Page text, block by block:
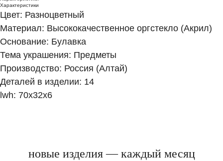
Характеристики
Цвет: Разноцветный
Материал: Высококачественное оргстекло (Акрил)
Основание: Булавка
Тема украшения: Предметы
Производство: Россия (Алтай)
Деталей в изделии: 14
lwh: 70x32x6
новые изделия — каждый месяц